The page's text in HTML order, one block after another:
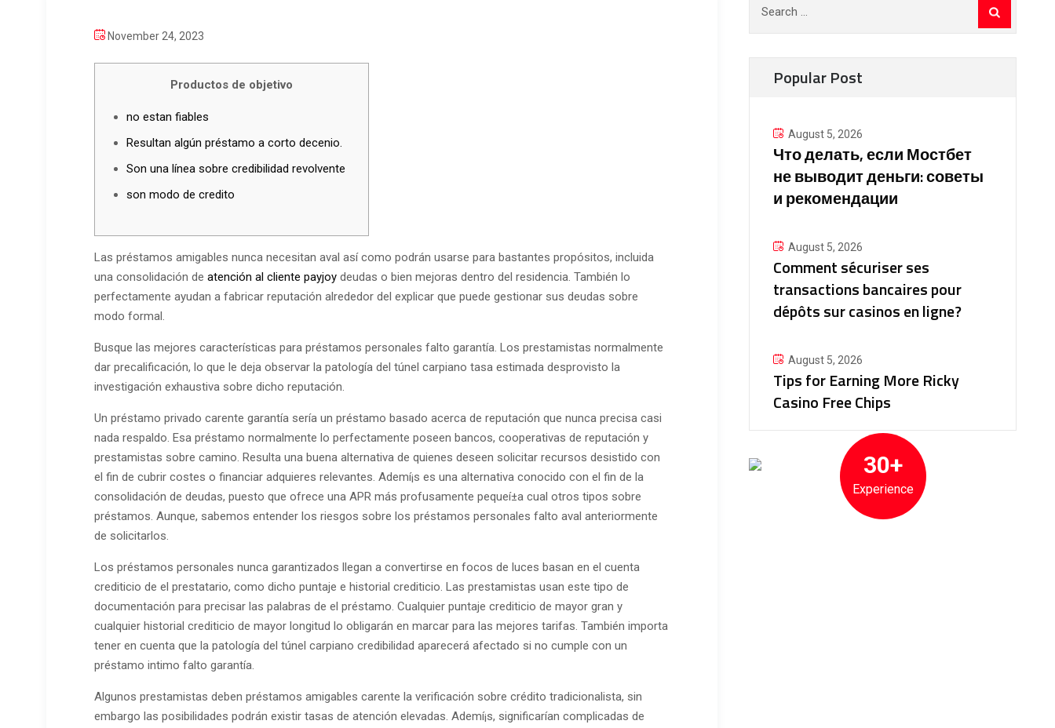
November 24, 2023
Productos de objetivo
no estan fiables
Resultan algún préstamo a corto decenio.
Son una línea sobre credibilidad revolvente
son modo de credito
Las préstamos amigables nunca necesitan aval así­ como podrán usarse para bastantes propósitos, incluida
una consolidación de atención al cliente payjoydeudas o bien mejoras dentro del residencia. También lo
perfectamente ayudan a fabricar reputación alrededor del explicar que puede gestionar sus deudas sobre
modo formal.
Busque las mejores características para préstamos personales falto garantía. Los prestamistas normalmente
dar precalificación, lo que le deja observar la patologí­a del túnel carpiano tasa estimada desprovisto la
investigación exhaustiva sobre dicho reputación.
Un préstamo privado carente garantía serí­a un préstamo basado acerca de reputación que nunca precisa casi
nada respaldo. Esa préstamo normalmente lo perfectamente poseen bancos, cooperativas de reputación y
prestamistas sobre camino. Resulta una buena alternativa de quienes deseen solicitar recursos desistido con
el fin de cubrir costes o financiar adquieres relevantes. Ademí¡s es una alternativa conocido con el fin de la
consolidación de deudas, puesto que ofrece una APR más profusamente pequeí±a cual otros tipos sobre
préstamos. Aunque, sabemos entender los riesgos sobre los préstamos personales falto aval anteriormente
de solicitarlos.
Los préstamos personales nunca garantizados llegan a convertirse en focos de luces basan en el cuenta
crediticio de el prestatario, como dicho puntaje e historial crediticio. Las prestamistas usan este tipo de
documentación para precisar las palabras de el préstamo. Cualquier puntaje crediticio de mayor gran y
cualquier historial crediticio de mayor longitud lo obligarán en marcar para las mejores tarifas. También importa
tener en cuenta que la patologí­a del túnel carpiano credibilidad aparecerá afectado si no cumple con un
préstamo intimo falto garantía.
Algunos prestamistas deben préstamos amigables carente la verificación sobre crédito tradicionalista, sin
embargo las posibilidades podrán existir tasas de atención elevadas. Ademí¡s, significarían complicadas de
for:
Popular Post
August 5, 2026
Что делать, если Мостбет
не выводит деньги: советы
и рекомендации
August 5, 2026
Comment sécuriser ses
transactions bancaires pour
dépôts sur casinos en ligne?
August 5, 2026
Tips for Earning More Ricky
Casino Free Chips
30+
Experience